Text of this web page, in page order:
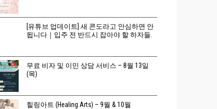
[유튜브 업데이트] 새 콘도라고 안심하면 안
됩니다｜입주 전 반드시 잡아야 할 하자들.
무료 비자 및 이민 상담 서비스 – 8월 13일
(목)
힐링아트 (Healing Arts) – 9월 & 10월